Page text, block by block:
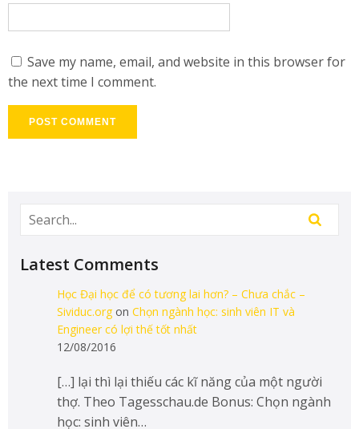
Save my name, email, and website in this browser for
the next time I comment.
Latest Comments
Học Đại học để có tương lai hơn? – Chưa chắc –
Sividuc.orgon Chọn ngành học: sinh viên IT và
Engineer có lợi thế tốt nhất
12/08/2016
[…] lại thì lại thiếu các kĩ năng của một người
thợ. Theo Tagesschau.de Bonus: Chọn ngành
học: sinh viên…